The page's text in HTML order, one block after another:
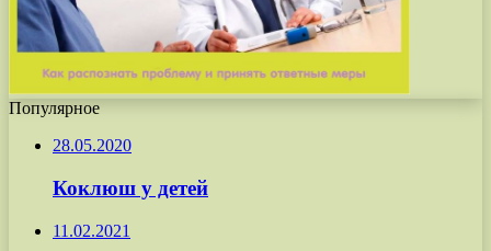
Популярное
28.05.2020
Коклюш у детей
11.02.2021